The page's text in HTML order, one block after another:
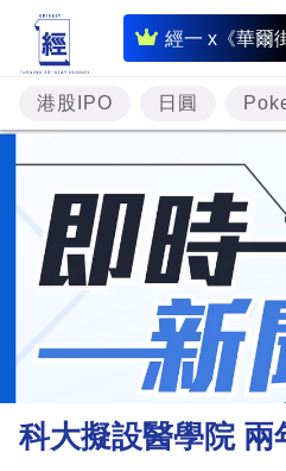
經一 x《華爾
即
時
財
經
專
題
投
資
樓
市
財
港股IPO 日圓
科大擬設醫學院 兩